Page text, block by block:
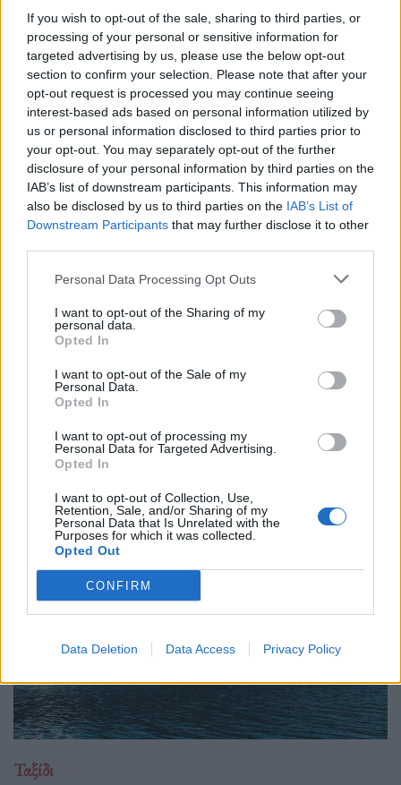
If you wish to opt-out of the sale, sharing to third parties, or
processing of your personal or sensitive information for
targeted advertising by us, please use the below opt-out
section to confirm your selection. Please note that after your
opt-out request is processed you may continue seeing
interest-based ads based on personal information utilized by
us or personal information disclosed to third parties prior to
your opt-out. You may separately opt-out of the further
disclosure of your personal information by third parties on the
IAB’s list of downstream participants. This information may
also be disclosed by us to third parties on the IAB’s List of
Downstream Participants that may further disclose it to other
Personal Data Processing Opt Outs
I want to opt-out of the Sharing of my
personal data.
Opted In
I want to opt-out of the Sale of my
Personal Data.
Opted In
I want to opt-out of processing my
Personal Data for Targeted Advertising.
Opted In
I want to opt-out of Collection, Use,
Retention, Sale, and/or Sharing of my
Personal Data that Is Unrelated with the
Purposes for which it was collected.
Opted Out
CONFIRM
Data Deletion Data Access Privacy Policy
περισπασμών, η αυτοπειθαρχία είναι το κλειδί για τη συνέπεια,
την προσωπική ανάπτυξη και την επίτευξη κάθε σημαντικού
στόχου.
Τρόπος Ζωής
να ακούς
Η αποξένωση της σύγχρονης ζωής δεν γεννιέται μόνο από τη
πραγματικά να ακούσουν χωρίς να κρίνουν.
Ταξίδι